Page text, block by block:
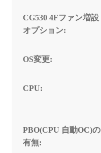
CG530 4Fファン増設
オプション:
OS変更:
CPU:
PBO(CPU 自動OC)の
有無: